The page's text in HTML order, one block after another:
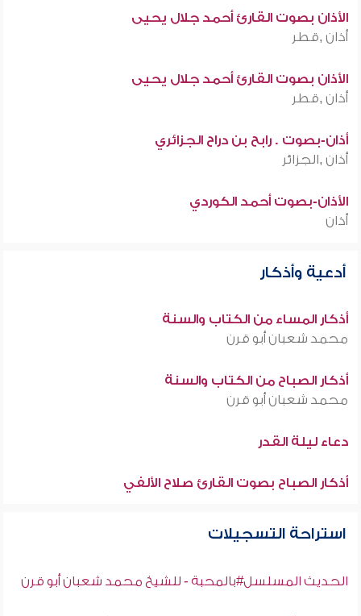
الأذان بصوت القارئ أحمد جلال يحيى
أذان ,قطر
الأذان بصوت القارئ أحمد جلال يحيى
أذان ,قطر
أذان-بصوت . رابح بن دراح الجزائري
أذان ,الجزائر
الأذان-بصوت أحمد الكوردي
أذان
أدعية وأذكار
أذكار المساء من الكتاب والسنة
محمد شعبان أبو قرن
أذكار الصباح من الكتاب والسنة
محمد شعبان أبو قرن
دعاء ليلة القدر
أذكار الصباح بصوت القارئ صلاح الألفي
استراحة التسجيلات
الحديث المسلسل#بالمحبة - للشيخ محمد شعبان أبو قرن